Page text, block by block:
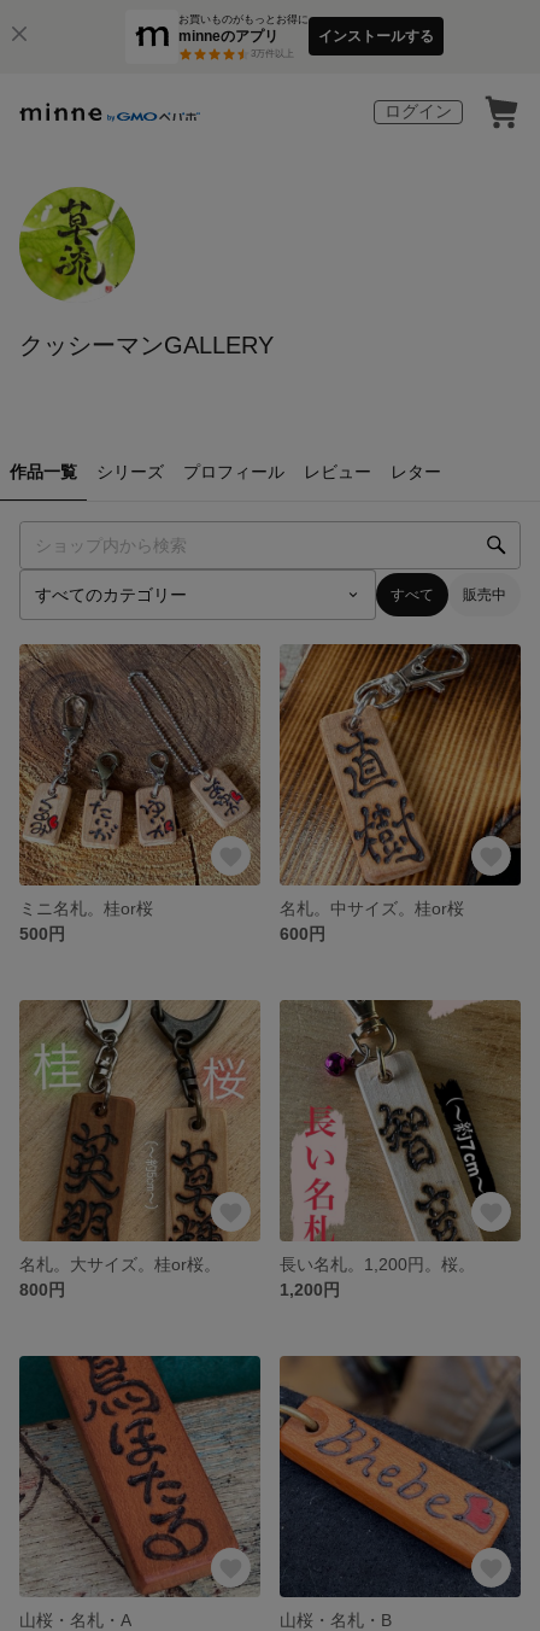
お買いものがもっとお得に
minneのアプリ
3万件以上
インストールする
ログイン
クッシーマンGALLERY
作品一覧 シリーズ プロフィール レビュー レター
すべて 販売中
ミニ名札。桂or桜
500円
名札。中サイズ。桂or桜
600円
名札。大サイズ。桂or桜。
800円
長い名札。1,200円。桜。
1,200円
山桜・名札・A
山桜・名札・B